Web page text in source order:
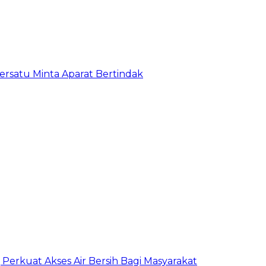
Minta Aparat Bertindak
Akses Air Bersih Bagi Masyarakat